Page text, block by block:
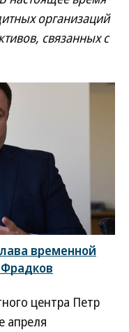
организаций
связанных с
временной
центра Петр
апреля